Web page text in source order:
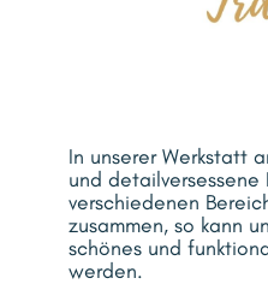
In unserer Werkstatt
und detailversessene
verschiedenen
zusammen, so kann
schönes und
werden.